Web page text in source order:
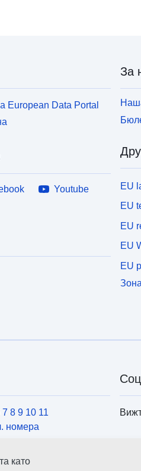
European Data Portal
Youtube
За
EU
EU
EU
EU
EU
8 9 10 11
номера
за контакти
на ЕС
като